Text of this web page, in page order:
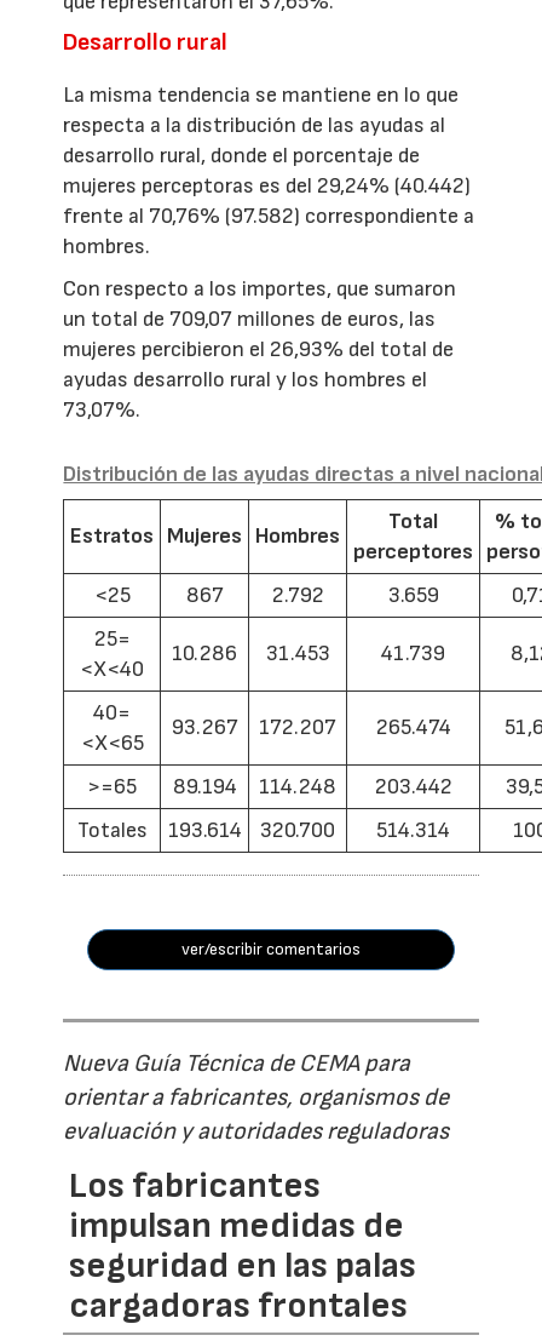
Desarrollo rural
La misma tendencia se mantiene en lo que
respecta a la distribución de las ayudas al
desarrollo rural, donde el porcentaje de
mujeres perceptoras es del 29,24% (40.442)
frente al 70,76% (97.582) correspondiente a
hombres.
Con respecto a los importes, que sumaron
un total de 709,07 millones de euros, las
mujeres percibieron el 26,93% del total de
ayudas desarrollo rural y los hombres el
73,07%.
Distribución de las ayudas directas a nivel
Estratos Mujeres Hombres
Total
perceptores
%
<25
867 2.792 3.659
25=
<X<40
10.286 31.453 41.739
40=
<X<65
93.267 172.207 265.474
>=65 89.194 114.248 203.442
Totales
193.614 320.700 514.314
ver/escribir comentarios
Nueva Guía Técnica de CEMA para
orientar a fabricantes, organismos de
evaluación y autoridades reguladoras
Los fabricantes
impulsan medidas de
seguridad en las palas
cargadoras frontales